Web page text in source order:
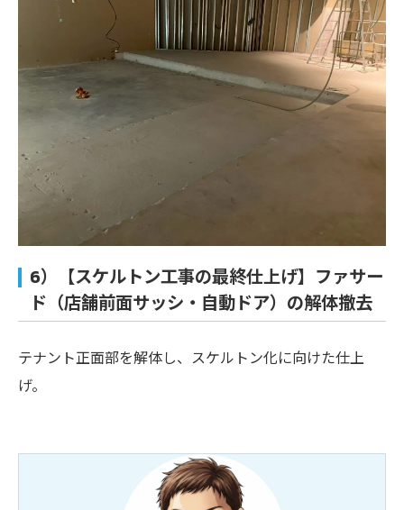
6）【スケルトン工事の最終仕上げ】ファサー
ド（店舗前面サッシ・自動ドア）の解体撤去
テナント正面部を解体し、スケルトン化に向けた仕上
げ。